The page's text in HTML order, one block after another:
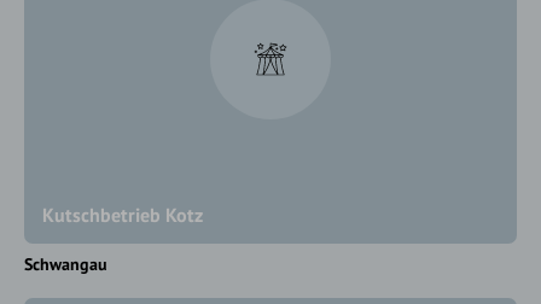
Kutschbetrieb Kotz
Schwangau